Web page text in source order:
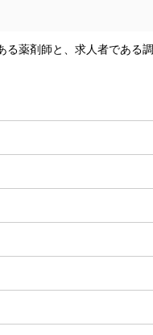
る薬剤師と、求人者である調